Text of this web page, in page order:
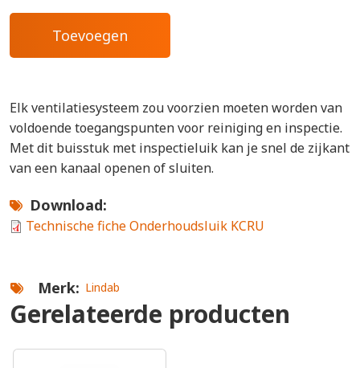
Elk ventilatiesysteem zou voorzien moeten worden van
voldoende toegangspunten voor reiniging en inspectie.
Met dit buisstuk met inspectieluik kan je snel de zijkant
van een kanaal openen of sluiten.
Download
Technische fiche Onderhoudsluik KCRU
Merk Lindab
Gerelateerde producten